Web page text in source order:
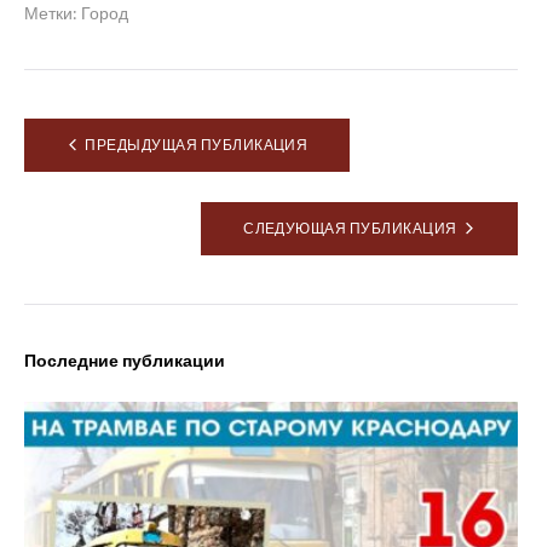
Метки: Город
Навигация
по
ПРЕДЫДУЩАЯ ПУБЛИКАЦИЯ
СЛЕДУЮЩАЯ ПУБЛИКАЦИЯ